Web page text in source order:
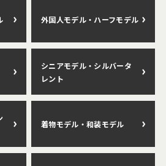
外国人モデル・ハーフモデル
シニアモデル・シルバータ
レント
着物モデル・和装モデル